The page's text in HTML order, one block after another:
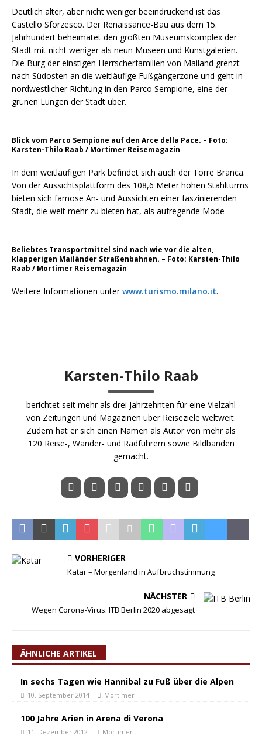
Deutlich älter, aber nicht weniger beeindruckend ist das
Castello Sforzesco. Der Renaissance-Bau aus dem 15.
Jahrhundert beheimatet den größten Museumskomplex der
Stadt mit nicht weniger als neun Museen und Kunstgalerien.
Die Burg der einstigen Herrscherfamilien von Mailand grenzt
nach Südosten an die weitläufige Fußgängerzone und geht in
nordwestlicher Richtung in den Parco Sempione, eine der
grünen Lungen der Stadt über.
Blick vom Parco Sempione auf den Arce della Pace. – Foto:
Karsten-Thilo Raab / Mortimer Reisemagazin
In dem weitläufigen Park befindet sich auch der Torre Branca.
Von der Aussichtsplattform des 108,6 Meter hohen Stahlturms
bieten sich famose An- und Aussichten einer faszinierenden
Stadt, die weit mehr zu bieten hat, als aufregende Mode
Beliebtes Transportmittel sind nach wie vor die alten,
klapperigen Mailänder Straßenbahnen. – Foto: Karsten-Thilo
Raab / Mortimer Reisemagazin
Weitere Informationen unterwww.turismo.milano.it.
Karsten-Thilo Raab
berichtet seit mehr als drei Jahrzehnten für eine Vielzahl
von Zeitungen und Magazinen über Reiseziele weltweit.
Zudem hat er sich einen Namen als Autor von mehr als
120 Reise-, Wander- und Radführern sowie Bildbänden
gemacht.
VORHERIGER
Katar – Morgenland in Aufbruchstimmung
NÄCHSTER
Wegen Corona-Virus: ITB Berlin 2020 abgesagt
ÄHNLICHE ARTIKEL
In sechs Tagen wie Hannibal zu Fuß über die Alpen
10. September 2014 Mortimer
100 Jahre Arien in Arena di Verona
11. Dezember 2012 Mortimer